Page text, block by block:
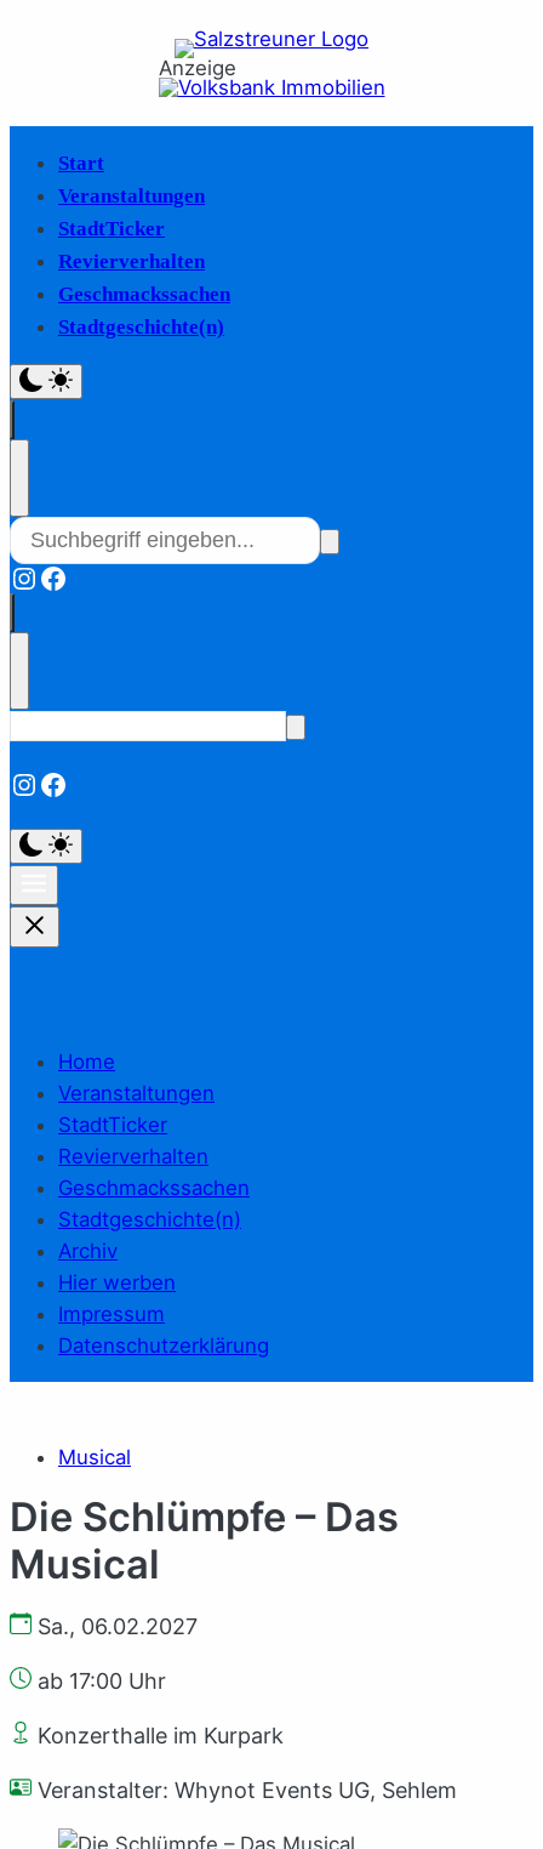
Anzeige
Start
Veranstaltungen
StadtTicker
Revierverhalten
Geschmackssachen
Stadtgeschichte(n)
Instagram
Facebook
Instagram
Facebook
Home
Veranstaltungen
StadtTicker
Revierverhalten
Geschmackssachen
Stadtgeschichte(n)
Archiv
Hier werben
Impressum
Datenschutzerklärung
Musical
Die Schlümpfe – Das
Musical
Sa., 06.02.2027
ab 17:00 Uhr
Konzerthalle im Kurpark
Veranstalter: Whynot Events UG, Sehlem